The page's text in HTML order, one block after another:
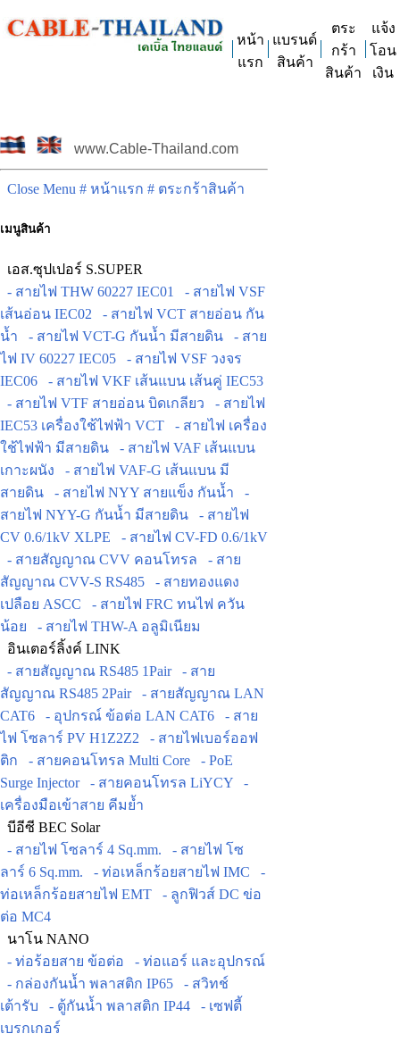
หน้า
แรก
แบรนด์
สินค้า
ตระ
กร้า
สินค้า
แจ้ง
โอน
เงิน
www.Cable-Thailand.com
Close Menu # หน้าแรก # ตระกร้าสินค้า
เมนูสินค้า
เอส.ซุปเปอร์ S.SUPER
- สายไฟ THW 60227 IEC01
- สายไฟ VSF
เส้นอ่อน IEC02
- สายไฟ VCT สายอ่อน กัน
น้ำ
- สายไฟ VCT-G กันน้ำ มีสายดิน
- สาย
ไฟ IV 60227 IEC05
- สายไฟ VSF วงจร
IEC06
- สายไฟ VKF เส้นแบน เส้นคู่ IEC53
- สายไฟ VTF สายอ่อน บิดเกลียว
- สายไฟ
IEC53 เครื่องใช้ไฟฟ้า VCT
- สายไฟ เครื่อง
ใช้ไฟฟ้า มีสายดิน
- สายไฟ VAF เส้นแบน
เกาะผนัง
- สายไฟ VAF-G เส้นแบน มี
สายดิน
- สายไฟ NYY สายแข็ง กันน้ำ
-
สายไฟ NYY-G กันน้ำ มีสายดิน
- สายไฟ
CV 0.6/1kV XLPE
- สายไฟ CV-FD 0.6/1kV
- สายสัญญาณ CVV คอนโทรล
- สาย
สัญญาณ CVV-S RS485
- สายทองแดง
เปลือย ASCC
- สายไฟ FRC ทนไฟ ควัน
น้อย
- สายไฟ THW-A อลูมิเนียม
อินเตอร์ลิ้งค์ LINK
- สายสัญญาณ RS485 1Pair
- สาย
สัญญาณ RS485 2Pair
- สายสัญญาณ LAN
CAT6
- อุปกรณ์ ข้อต่อ LAN CAT6
- สาย
ไฟ โซลาร์ PV H1Z2Z2
- สายไฟเบอร์ออฟ
ติก
- สายคอนโทรล Multi Core
- PoE
Surge Injector
- สายคอนโทรล LiYCY
-
เครื่องมือเข้าสาย คีมย้ำ
บีอีซี BEC Solar
- สายไฟ โซลาร์ 4 Sq.mm.
- สายไฟ โซ
ลาร์ 6 Sq.mm.
- ท่อเหล็กร้อยสายไฟ IMC
-
ท่อเหล็กร้อยสายไฟ EMT
- ลูกฟิวส์ DC ข่อ
ต่อ MC4
นาโน NANO
- ท่อร้อยสาย ข้อต่อ
- ท่อแอร์ และอุปกรณ์
- กล่องกันน้ำ พลาสติก IP65
- สวิทช์
เต้ารับ
- ตู้กันน้ำ พลาสติก IP44
- เซฟตี้
เบรกเกอร์